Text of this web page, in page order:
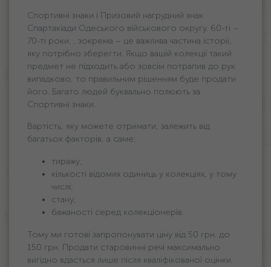
Спортивні знаки і Призовий нагрудний знак
Спартакіади Одеського військового округу. 60-ті –
70-ті роки. , зокрема – це важлива частина історії,
яку потрібно зберегти. Якщо вашій колекції такий
предмет не підходить або зовсім потрапив до рук
випадково, то правильним рішенням буде продати
його. Багато людей буквально полюють за
Спортивні знаки.
Вартість, яку можете отримати, залежить від
багатьох факторів, а саме:
тиражу;
кількості відомих одиниць у колекціях, у тому
числі;
стану;
бажаності серед колекціонерів.
Тому ми готові запропонувати ціну від 50 грн. дo
150 грн. Продати старовинні речі максимально
вигідно вдасться лише після кваліфікованої оцінки.